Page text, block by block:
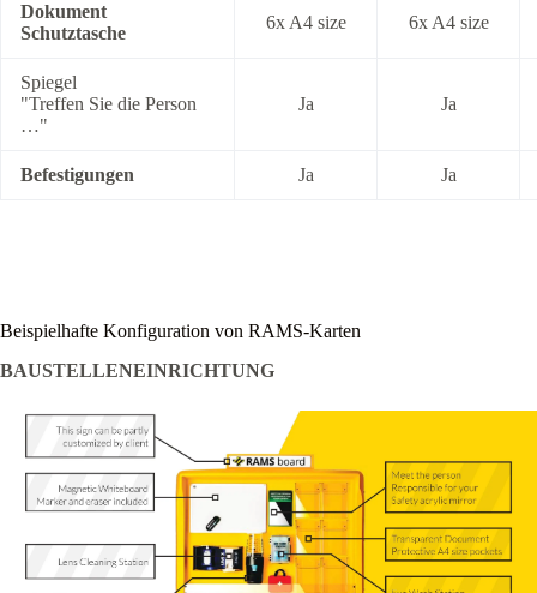
Dokument
Schutztasche
6x A4 size 6x A4 size
Spiegel
"Treffen Sie die Person
…"
Ja Ja
Befestigungen Ja Ja
Beispielhafte Konfiguration von RAMS-Karten
BAUSTELLENEINRICHTUNG